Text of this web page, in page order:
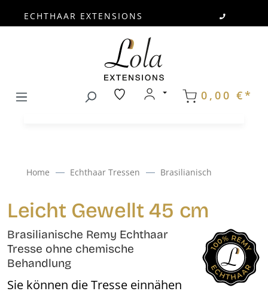
ECHTHAAR EXTENSIONS
0,00 €*
Home Echthaar Tressen Brasilianisch
Leicht Gewellt 45 cm
Brasilianische Remy Echthaar
Tresse ohne chemische
Behandlung
Sie können die Tresse einnähen